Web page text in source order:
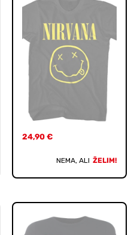
24,90 €
NEMA, ALI ŽELIM!